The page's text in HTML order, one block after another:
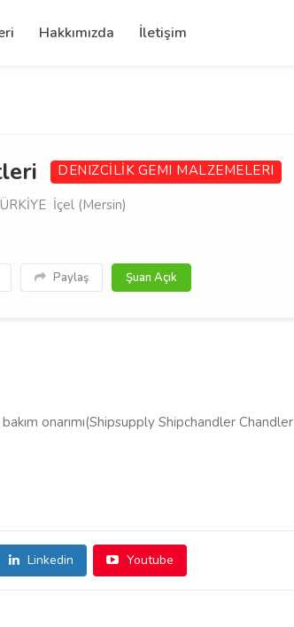
Hakkımızda İletişim
DENIZCİLİK GEMI MALZEMELERI
İçel (Mersin)
Paylaş Şuan Açık
onarımı(Shipsupply Shipchandler Chandler
Linkedin Youtube